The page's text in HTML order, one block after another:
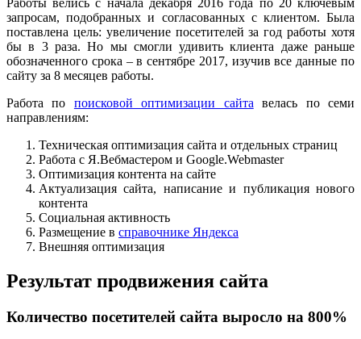
запросам, подобранных и согласованных с клиентом. Была
поставлена цель: увеличение посетителей за год работы хотя
бы в 3 раза. Но мы смогли удивить клиента даже раньше
обозначенного срока – в сентябре 2017, изучив все данные по
сайту за 8 месяцев работы.
Работа по поисковой оптимизации сайта велась по семи
направлениям:
Техническая оптимизация сайта и отдельных страниц
Работа с Я.Вебмастером и Google.Webmaster
Оптимизация контента на сайте
Актуализация сайта, написание и публикация нового
контента
Социальная активность
Размещение в справочнике Яндекса
Внешняя оптимизация
Результат продвижения сайта
Количество посетителей сайта выросло на 800%